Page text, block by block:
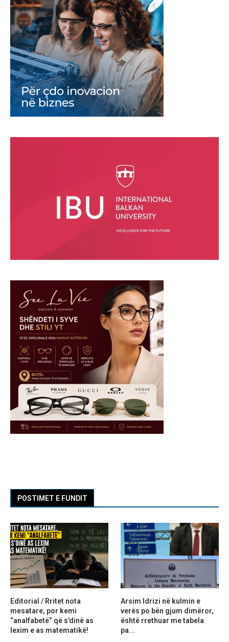
POSTIMET E FUNDIT
Editorial / Rritet nota
mesatare, por kemi
“analfabetë” që s’dinë as
lexim e as matematikë!
Arsim Idrizi në kulmin e
verës po bën gjum dimëror,
është rrethuar me tabela
pa...